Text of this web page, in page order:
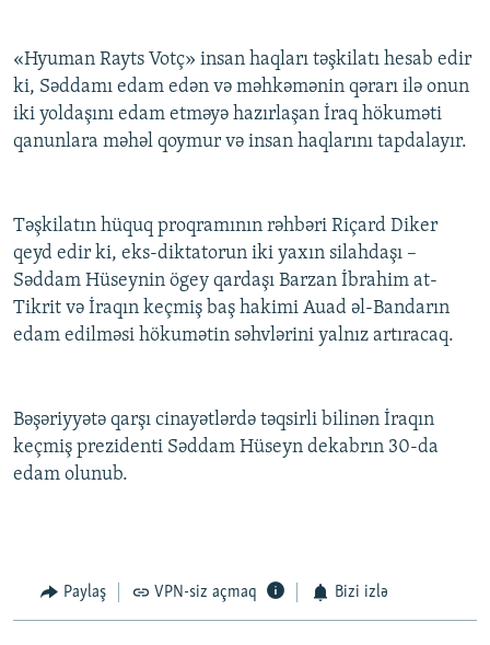
«Hyuman Rayts Votç» insan haqları təşkilatı hesab edir
ki, Səddamı edam edən və məhkəmənin qərarı ilə onun
iki yoldaşını edam etməyə hazırlaşan İraq hökuməti
qanunlara məhəl qoymur və insan haqlarını tapdalayır.
Təşkilatın hüquq proqramının rəhbəri Riçard Diker
qeyd edir ki, eks-diktatorun iki yaxın silahdaşı –
Səddam Hüseynin ögey qardaşı Barzan İbrahim at-
Tikrit və İraqın keçmiş baş hakimi Auad əl-Bandarın
edam edilməsi hökumətin səhvlərini yalnız artıracaq.
Bəşəriyyətə qarşı cinayətlərdə təqsirli bilinən İraqın
keçmiş prezidenti Səddam Hüseyn dekabrın 30-da
edam olunub.
Paylaş VPN-siz açmaq Bizi izlə